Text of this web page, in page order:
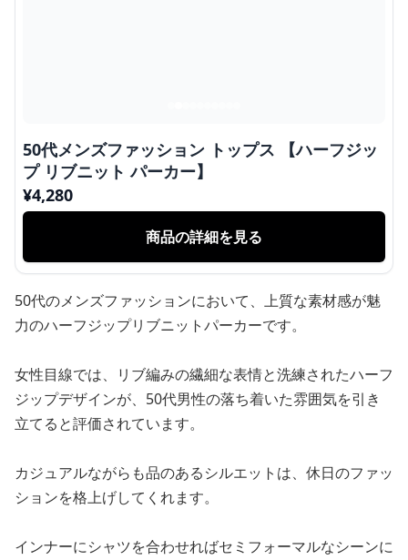
50代メンズファッション トップス 【ハーフジッ
プ リブニット パーカー】
¥4,280
商品の詳細を見る
50代のメンズファッションにおいて、上質な素材感が魅
力のハーフジップリブニットパーカーです。
女性目線では、リブ編みの繊細な表情と洗練されたハーフ
ジップデザインが、50代男性の落ち着いた雰囲気を引き
立てると評価されています。
カジュアルながらも品のあるシルエットは、休日のファッ
ションを格上げしてくれます。
インナーにシャツを合わせればセミフォーマルなシーンに